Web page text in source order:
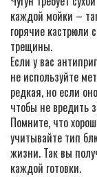
каждой мойки –
горячие кастрюли
трещины.
Если у вас
не используйте
редкая, но если
чтобы не вредить
Помните, что
учитывайте тип
жизни. Так вы
каждой готовки.